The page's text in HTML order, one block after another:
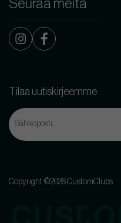
Seuraa meitä
Tilaa uutiskirjeemme
Copyright ©2026 CustomClubs